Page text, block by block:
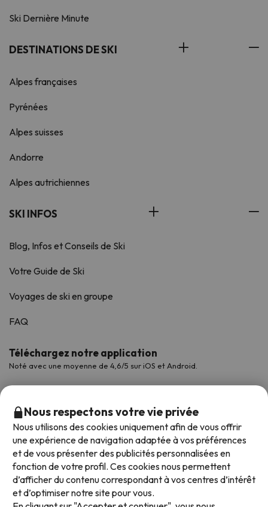
Ski Dernière Minute
DESTINATIONS DE SKI
Alpes françaises
Pyrénées
Alpes suisses
Andorre
Alpes autrichiennes
SKI INFOS
Blog, Infos et Conseils de Ski
Votre Guide de Ski
Voyages de ski en groupe
FAQ
Téléchargez notre application
Noté avec une moyenne de 4,6/5 sur iOS et Android.
Modes de paiement disponibles
Nous respectons votre vie privée
Nous utilisons des cookies uniquement afin de vous offrir
une expérience de navigation adaptée à vos préférences
et de vous présenter des publicités personnalisées en
fonction de votre profil. Ces cookies nous permettent
d’afficher du contenu correspondant à vos centres d’intérêt
et d’optimiser notre site pour vous.